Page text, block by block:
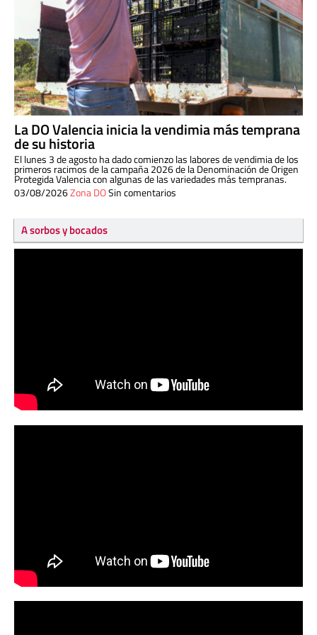
La DO Valencia inicia la vendimia más temprana
de su historia
El lunes 3 de agosto ha dado comienzo las labores de vendimia de los
primeros racimos de la campaña 2026 de la Denominación de Origen
Protegida Valencia con algunas de las variedades más tempranas.
03/08/2026Zona DOSin comentarios
A sorbos y bocados